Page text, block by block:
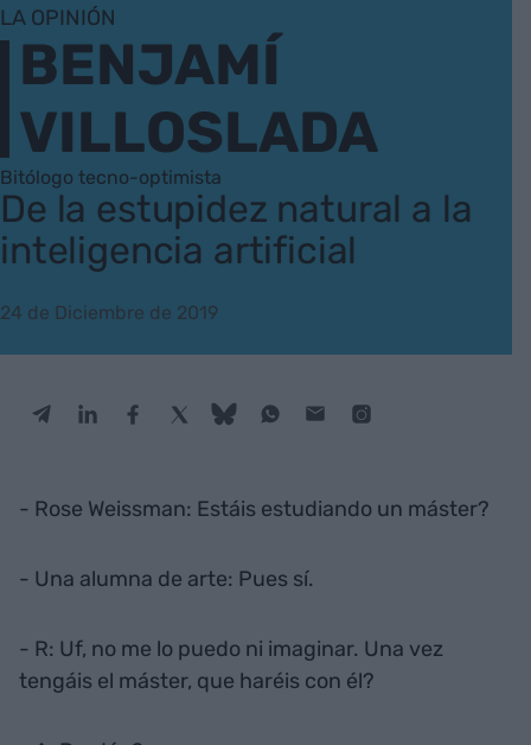
LA OPINIÓN
BENJAMÍ
VILLOSLADA
Bitólogo tecno-optimista
De la estupidez natural a la
inteligencia artificial
24 de Diciembre de 2019
- Rose Weissman: Estáis estudiando un máster?
- Una alumna de arte: Pues sí.
- R: Uf, no me lo puedo ni imaginar. Una vez
tengáis el máster, que haréis con él?